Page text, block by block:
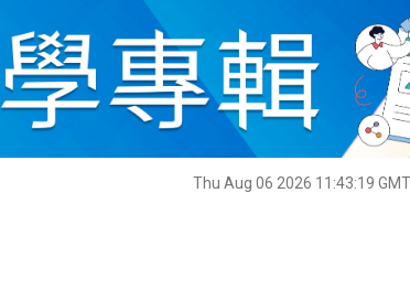
Thu Aug 06 2026 11:43:20
科技 影片 名家榜 灼見活動